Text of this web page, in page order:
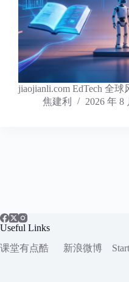
jiaojianli.com EdTech 全
焦建利
2026 年 8
Useful Links
课堂有点酷
新浪微博